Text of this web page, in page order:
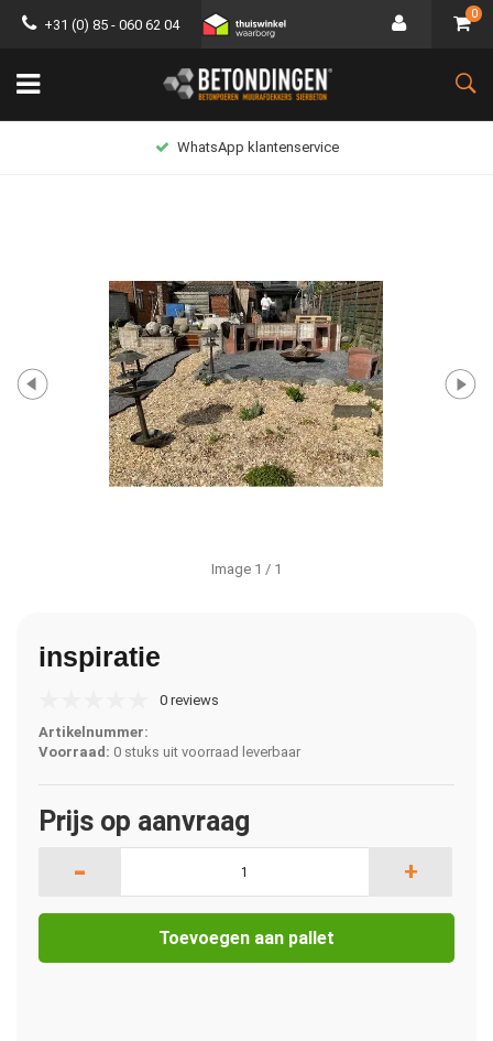
+31 (0) 85 - 060 62 04
0
WhatsApp klantenservice
Image 1 / 1
inspiratie
0 reviews
Artikelnummer:
Voorraad: 0 stuks uit voorraad leverbaar
Prijs op aanvraag
- +
Toevoegen aan pallet